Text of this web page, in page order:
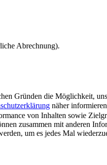
Abrechnung).
Gründen die Möglichkeit,
näher
von Inhalten sowie
zusammen mit anderen
um es jedes Mal